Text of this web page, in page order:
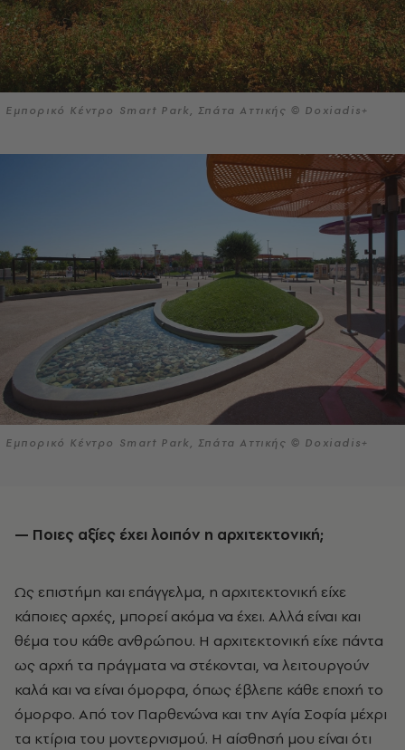
Εμπορικό Κέντρο Smart Park, Σπάτα Αττικής © Doxiadis+
Εμπορικό Κέντρο Smart Park, Σπάτα Αττικής © Doxiadis+
— Ποιες αξίες έχει λοιπόν η αρχιτεκτονική;
Ως επιστήμη και επάγγελμα, η αρχιτεκτονική είχε
κάποιες αρχές, μπορεί ακόμα να έχει. Αλλά είναι και
θέμα του κάθε ανθρώπου. Η αρχιτεκτονική είχε πάντα
ως αρχή τα πράγματα να στέκονται, να λειτουργούν
καλά και να είναι όμορφα, όπως έβλεπε κάθε εποχή το
όμορφο. Από τον Παρθενώνα και την Αγία Σοφία μέχρι
τα κτίρια του μοντερνισμού. Η αίσθησή μου είναι ότι